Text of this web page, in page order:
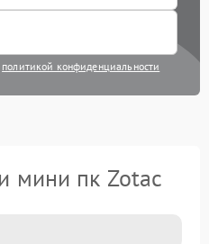
политикой конфиденциальности
мини пк Zotac